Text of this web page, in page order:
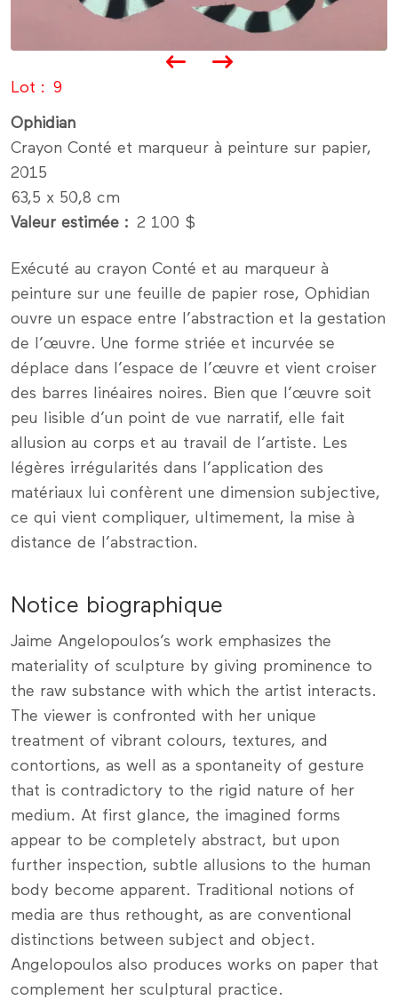
Lot 9
Ophidian
Crayon Conté et marqueur à peinture sur papier,
2015
63,5 x 50,8 cm
Valeur estimée
2 100 $
Exécuté au crayon Conté et au marqueur à
peinture sur une feuille de papier rose, Ophidian
ouvre un espace entre l’abstraction et la gestation
de l’œuvre. Une forme striée et incurvée se
déplace dans l’espace de l’œuvre et vient croiser
des barres linéaires noires. Bien que l’œuvre soit
peu lisible d’un point de vue narratif, elle fait
allusion au corps et au travail de l’artiste. Les
légères irrégularités dans l’application des
matériaux lui confèrent une dimension subjective,
ce qui vient compliquer, ultimement, la mise à
distance de l’abstraction.
Notice biographique
Jaime Angelopoulos’s work emphasizes the
materiality of sculpture by giving prominence to
the raw substance with which the artist interacts.
The viewer is confronted with her unique
treatment of vibrant colours, textures, and
contortions, as well as a spontaneity of gesture
that is contradictory to the rigid nature of her
medium. At first glance, the imagined forms
appear to be completely abstract, but upon
further inspection, subtle allusions to the human
body become apparent. Traditional notions of
media are thus rethought, as are conventional
distinctions between subject and object.
Angelopoulos also produces works on paper that
complement her sculptural practice.